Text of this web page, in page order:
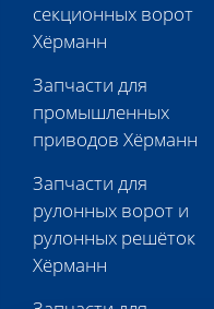
секционных ворот
Хёрманн
Запчасти для
промышленных
приводов Хёрманн
Запчасти для
рулонных ворот и
рулонных решёток
Хёрманн